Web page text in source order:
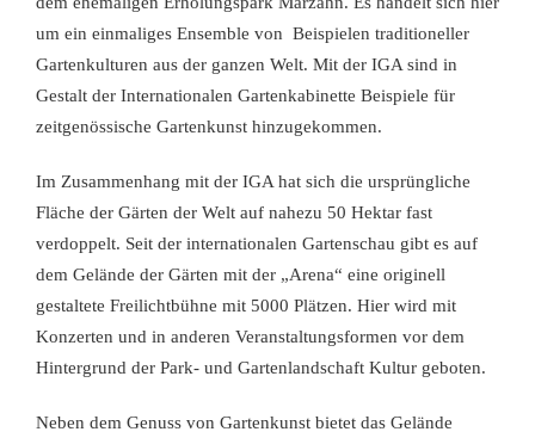
um ein einmaliges Ensemble von Beispielen traditioneller
Gartenkulturen aus der ganzen Welt. Mit der IGA sind in
Gestalt der Internationalen Gartenkabinette Beispiele für
zeitgenössische Gartenkunst hinzugekommen.
Im Zusammenhang mit der IGA hat sich die ursprüngliche
Fläche der Gärten der Welt auf nahezu 50 Hektar fast
verdoppelt. Seit der internationalen Gartenschau gibt es auf
dem Gelände der Gärten mit der „Arena“ eine originell
gestaltete Freilichtbühne mit 5000 Plätzen. Hier wird mit
Konzerten und in anderen Veranstaltungsformen vor dem
Hintergrund der Park- und Gartenlandschaft Kultur geboten.
Neben dem Genuss von Gartenkunst bietet das Gelände